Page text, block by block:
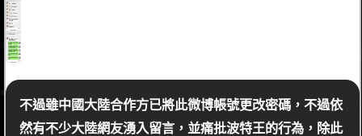
不過雖中國大陸合作方已將此微博帳號更改密碼，不過依
然有不少大陸網友湧入留言，並痛批波特王的行為，除此